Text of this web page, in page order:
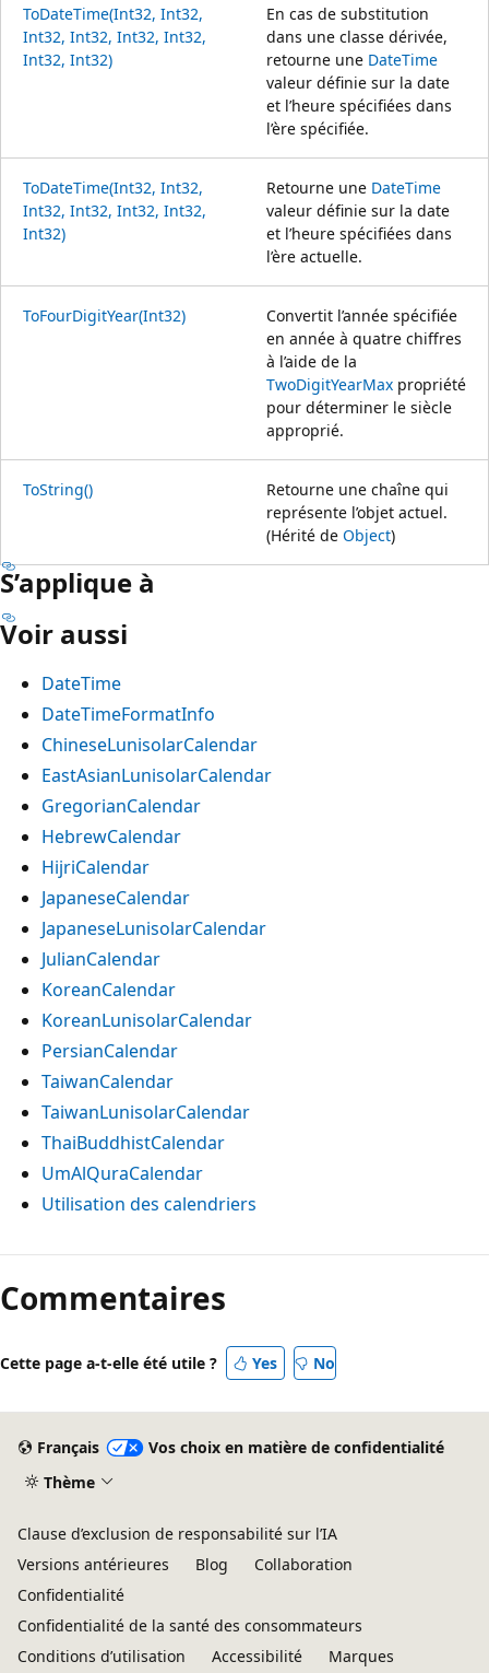
ToDateTime(Int32, Int32,
Int32, Int32, Int32, Int32,
Int32, Int32)
En cas de substitution
dans une classe dérivée,
retourne une DateTime
valeur définie sur la date
et l’heure spécifiées dans
l’ère spécifiée.
ToDateTime(Int32, Int32,
Int32, Int32, Int32, Int32,
Int32)
Retourne une DateTime
valeur définie sur la date
et l’heure spécifiées dans
l’ère actuelle.
ToFourDigitYear(Int32)
Convertit l’année spécifiée
en année à quatre chiffres
à l’aide de la
TwoDigitYearMax propriété
pour déterminer le siècle
approprié.
ToString()
Retourne une chaîne qui
représente l’objet actuel.
(Hérité de Object)
S’applique à
Voir aussi
DateTime
DateTimeFormatInfo
ChineseLunisolarCalendar
EastAsianLunisolarCalendar
GregorianCalendar
HebrewCalendar
HijriCalendar
JapaneseCalendar
JapaneseLunisolarCalendar
JulianCalendar
KoreanCalendar
KoreanLunisolarCalendar
PersianCalendar
TaiwanCalendar
TaiwanLunisolarCalendar
ThaiBuddhistCalendar
UmAlQuraCalendar
Utilisation des calendriers
Commentaires
Cette page a-t-elle été utile ? Yes No
Français
Vos choix en matière de confidentialité
Thème
Clause d’exclusion de responsabilité sur l’IA
Versions antérieures
Blog
Collaboration
Confidentialité
Confidentialité de la santé des consommateurs
Conditions d’utilisation
Accessibilité Marques